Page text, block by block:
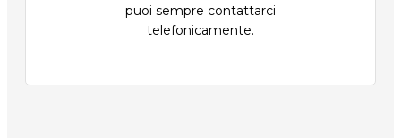
puoi sempre contattarci
telefonicamente.